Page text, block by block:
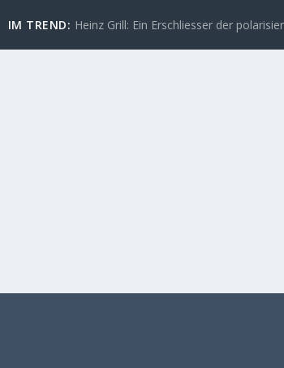
IM TREND: Heinz Grill: Ein Erschliesser der